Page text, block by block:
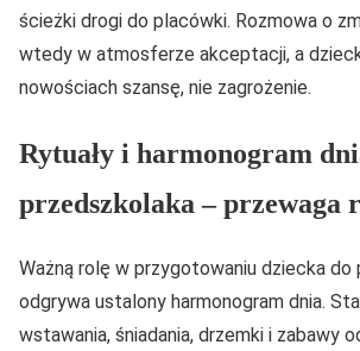
ścieżki drogi do placówki. Rozmowa o
wtedy w atmosferze akceptacji, a
nowościach szansę, nie zagrożenie.
Rytuały i harmonogram
przedszkolaka – przewaga
Ważną rolę w przygotowaniu dziecka do
odgrywa ustalony harmonogram dnia.
wstawania, śniadania, drzemki i zabawy